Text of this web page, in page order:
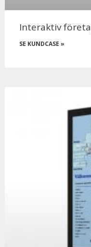
Interaktiv
SE KUNDCASE »